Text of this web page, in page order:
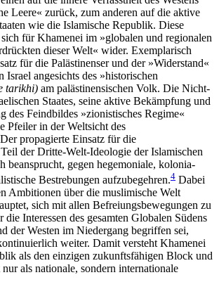
Leere« zurück, zum anderen auf die aktive
wie die Islamische Republik. Diese
für Khamenei im »globalen und regionalen
dieser Welt« wider. Exemplarisch
für die Palästinenser und der »Widerstand«
Israel angesichts des »historischen
tarikhi) am palästinensischen Volk. Die Nicht­
Staates, seine aktive Bekämpfung und
des Feind­bildes »zionistisches Regime«
Pfeiler in der Weltsicht des
propagierte Einsatz für die
der Dritte-Welt-Ideologie der Islamischen
beansprucht, gegen hegemoniale, kolo­nia­
Bestrebungen auf­zubegehren.4 Dabei
Ambitionen über die muslimische Welt
sich mit allen Befreiungsbewegungen zu
Interessen des gesamten Globalen Südens
der Westen im Nieder­gang begriffen sei,
weiter. Damit versteht Khamenei
als den einzigen zukunftsfähigen Block und
als nationale, sondern inter­nationale